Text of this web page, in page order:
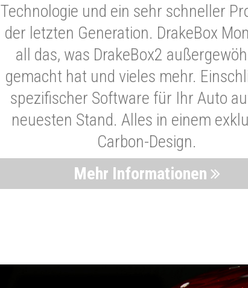
Technologie und ein sehr schneller
der letzten Generation. DrakeBox
all das, was DrakeBox2
gemacht hat und vieles mehr.
spezifischer Software für Ihr Auto
neuesten Stand. Alles in einem
Carbon-Design.
Mehr Informationen